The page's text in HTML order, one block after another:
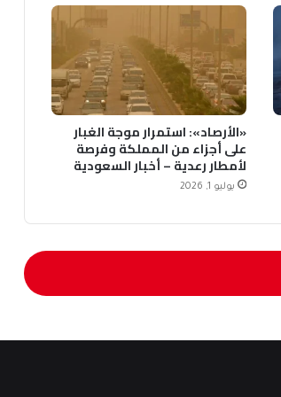
«الأرصاد»: استمرار موجة الغبار
على أجزاء من المملكة وفرصة
لأمطار رعدية – أخبار السعودية
يوليو 1, 2026